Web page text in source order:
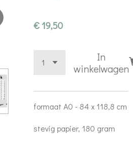
€ 19,50
In
winkelwagen
formaat A0 - 84 x 118,8 cm
stevig papier, 180 gram